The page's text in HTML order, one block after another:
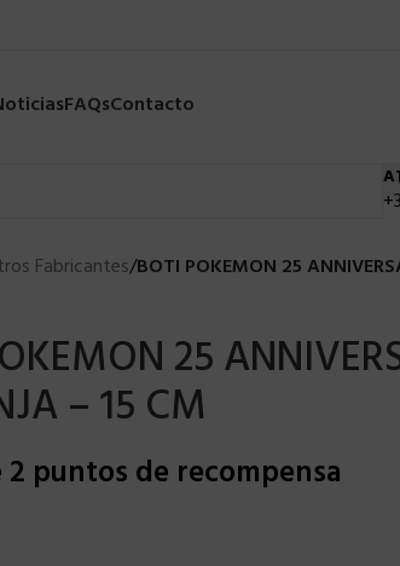
FAQsContacto
Fabricantes/BOTI POKEMON 25
25
– 15 CM
2 puntos de recompensa